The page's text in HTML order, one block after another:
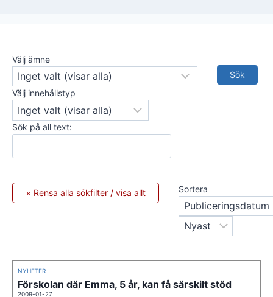
Välj ämne
Välj innehållstyp
Sök på all text:
Sortera
NYHETER
Förskolan där Emma, 5 år, kan få särskilt stöd
2009-01-27